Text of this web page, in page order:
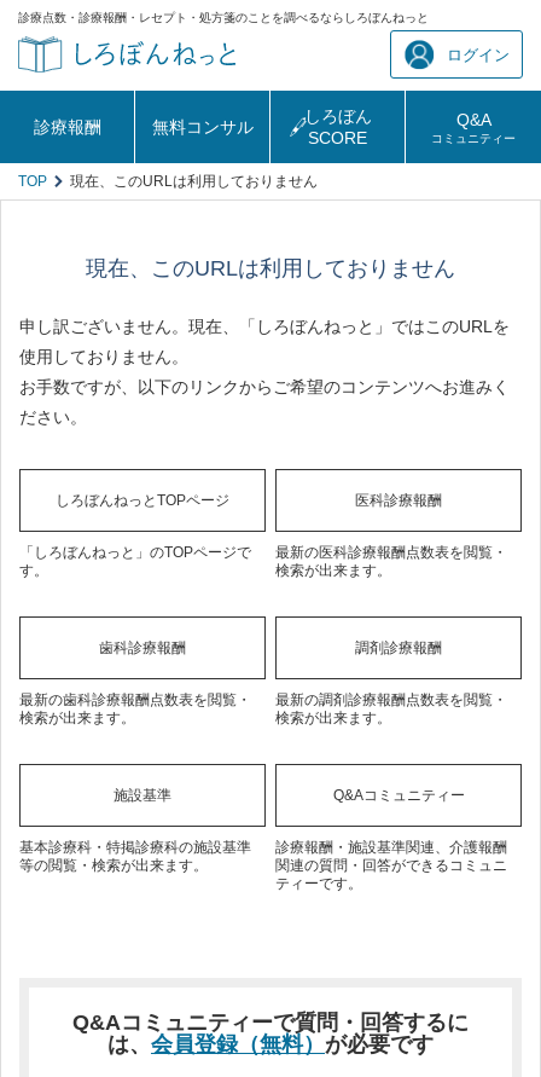
診療点数・診療報酬・レセプト・処方箋のことを調べるならしろぼんねっと
ログイン
診療報酬 無料コンサル
しろぼん
SCORE
Q&A
コミュニティー
TOP 現在、このURLは利用しておりません
現在、このURLは利用しておりません
申し訳ございません。現在、「しろぼんねっと」ではこのURLを
使用しておりません。
お手数ですが、以下のリンクからご希望のコンテンツへお進みく
ださい。
しろぼんねっとTOPページ
「しろぼんねっと」のTOPページで
す。
医科診療報酬
最新の医科診療報酬点数表を閲覧・
検索が出来ます。
歯科診療報酬
最新の歯科診療報酬点数表を閲覧・
検索が出来ます。
調剤診療報酬
最新の調剤診療報酬点数表を閲覧・
検索が出来ます。
施設基準
基本診療科・特掲診療科の施設基準
等の閲覧・検索が出来ます。
Q&Aコミュニティー
診療報酬・施設基準関連、介護報酬
関連の質問・回答ができるコミュニ
ティーです。
Q&Aコミュニティーで質問・回答するに
は、 会員登録（無料） が必要です